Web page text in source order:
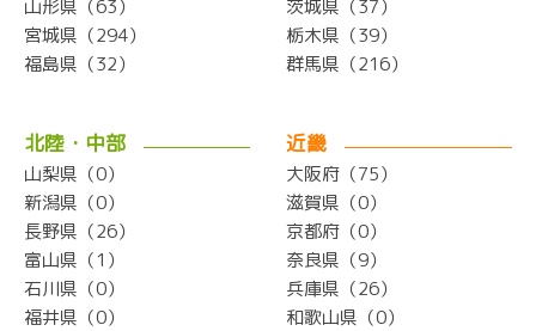
山形県（63）
宮城県（294）
福島県（32）
茨城県（37）
栃木県（39）
群馬県（216）
北陸・中部
山梨県（0）
新潟県（0）
長野県（26）
富山県（1）
石川県（0）
福井県（0）
近畿
大阪府（75）
滋賀県（0）
京都府（0）
奈良県（9）
兵庫県（26）
和歌山県（0）